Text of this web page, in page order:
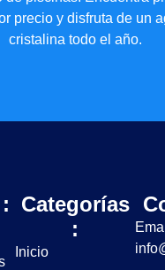
precio y disfruta de un
cristalina todo el año.
Categorías
:
Inicio